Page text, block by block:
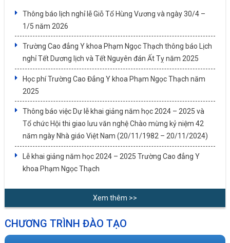
Thông báo lịch nghỉ lễ Giỗ Tổ Hùng Vương và ngày 30/4 –
1/5 năm 2026
Trường Cao đẳng Y khoa Phạm Ngọc Thạch thông báo Lịch
nghỉ Tết Dương lịch và Tết Nguyên đán Ất Tỵ năm 2025
Học phí Trường Cao Đẳng Y khoa Phạm Ngọc Thạch năm
2025
Thông báo việc Dự lễ khai giảng năm học 2024 – 2025 và
Tổ chức Hội thi giao lưu văn nghệ Chào mừng kỷ niệm 42
năm ngày Nhà giáo Việt Nam (20/11/1982 – 20/11/2024)
Lễ khai giảng năm học 2024 – 2025 Trường Cao đẳng Y
khoa Phạm Ngọc Thạch
Xem thêm >>
CHƯƠNG TRÌNH ĐÀO TẠO